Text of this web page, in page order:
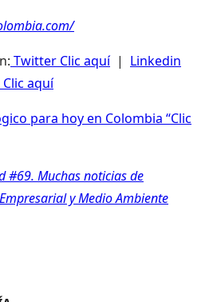
Twitter Clic aquí| Linkedin
aquí
para hoy en Colombia “Clic
#69. Muchas noticias de
y Medio Ambiente